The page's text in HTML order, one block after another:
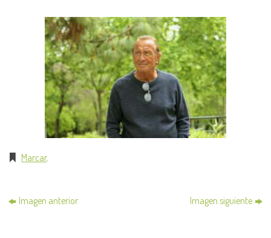
Marcar.
Imagen anterior Imagen siguiente